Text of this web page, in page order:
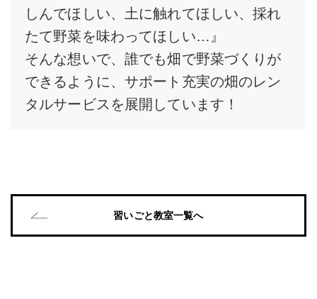
しんでほしい、土に触れてほしい、採れ
たて野菜を味わってほしい…』
そんな想いで、誰でも畑で野菜づくりが
できるように、サポート充実の畑のレン
タルサービスを展開しています！
習いごと教室一覧へ